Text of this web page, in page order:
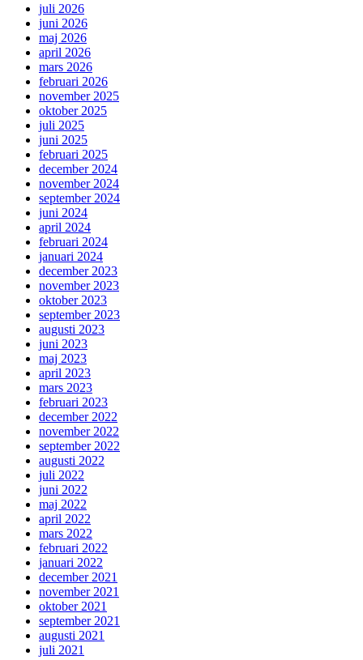
juli 2026
juni 2026
maj 2026
april 2026
mars 2026
februari 2026
november 2025
oktober 2025
juli 2025
juni 2025
februari 2025
december 2024
november 2024
september 2024
juni 2024
april 2024
februari 2024
januari 2024
december 2023
november 2023
oktober 2023
september 2023
augusti 2023
juni 2023
maj 2023
april 2023
mars 2023
februari 2023
december 2022
november 2022
september 2022
augusti 2022
juli 2022
juni 2022
maj 2022
april 2022
mars 2022
februari 2022
januari 2022
december 2021
november 2021
oktober 2021
september 2021
augusti 2021
juli 2021